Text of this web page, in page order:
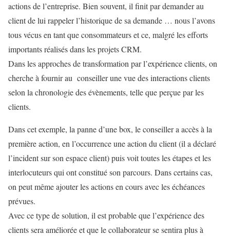
actions de l’entreprise. Bien souvent, il finit par demander au
client de lui rappeler l’historique de sa demande … nous l’avons
tous vécus en tant que consommateurs et ce, malgré les efforts
importants réalisés dans les projets CRM.
Dans les approches de transformation par l’expérience clients, on
cherche à fournir au conseiller une vue des interactions clients
selon la chronologie des évènements, telle que perçue par les
clients.
Dans cet exemple, la panne d’une box, le conseiller a accès à la
première action, en l’occurrence une action du client (il a déclaré
l’incident sur son espace client) puis voit toutes les étapes et les
interlocuteurs qui ont constitué son parcours. Dans certains cas,
on peut même ajouter les actions en cours avec les échéances
prévues.
Avec ce type de solution, il est probable que l’expérience des
clients sera améliorée et que le collaborateur se sentira plus à